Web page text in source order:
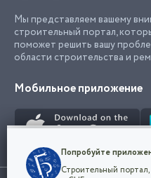
Мы представляем вашему
строительный портал,
поможет решить вашу
области строительства и
Мобильное приложение
Конфиденциальность
Мы используем файлы
Попробуйте
Строительный